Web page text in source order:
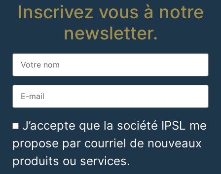
Inscrivez vous à notre
newsletter.
J’accepte que la société IPSL me
propose par courriel de nouveaux
produits ou services.